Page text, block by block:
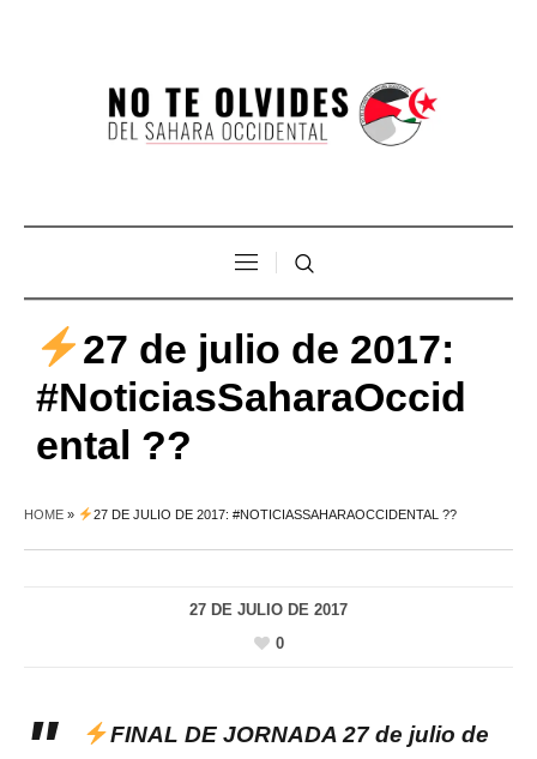
27 de julio de 2017:
#NoticiasSaharaOccid
ental ??
HOME » 27 DE JULIO DE 2017: #NOTICIASSAHARAOCCIDENTAL ??
27 DE JULIO DE 2017
0
FINAL DE JORNADA 27 de julio de